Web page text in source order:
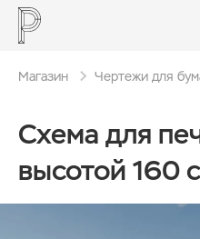
Магазин Чертежи для
Схема для
высотой 160